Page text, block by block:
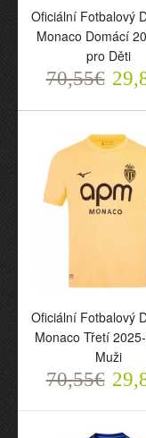
AS Monaco
2025-26
70,55€
Oficiální
AS Monaco Třetí
pro Muži
70,55€
Oficiální Fotbalový
Monaco Domácí
pro Děti
70,55€
Oficiální Fotbalový
Monaco Třetí
Muži
70,55€